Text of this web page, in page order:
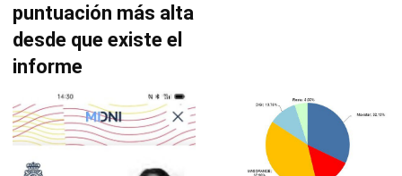
puntuación más alta
desde que existe el
informe